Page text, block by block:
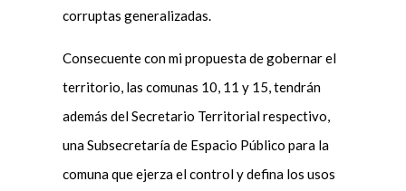
corruptas generalizadas.
Consecuente con mi propuesta de gobernar el
territorio, las comunas 10, 11 y 15, tendrán
además del Secretario Territorial respectivo,
una Subsecretaría de Espacio Público para la
comuna que ejerza el control y defina los usos